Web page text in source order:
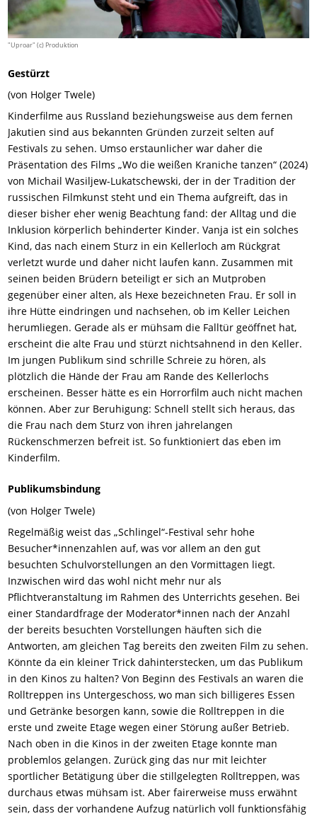
"Uproar" (c) Produktion
Gestürzt
(von Holger Twele)
Kinderfilme aus Russland beziehungsweise aus dem fernen
Jakutien sind aus bekannten Gründen zurzeit selten auf
Festivals zu sehen. Umso erstaunlicher war daher die
Präsentation des Films „Wo die weißen Kraniche tanzen“ (2024)
von Michail Wasiljew-Lukatschewski, der in der Tradition der
russischen Filmkunst steht und ein Thema aufgreift, das in
dieser bisher eher wenig Beachtung fand: der Alltag und die
Inklusion körperlich behinderter Kinder. Vanja ist ein solches
Kind, das nach einem Sturz in ein Kellerloch am Rückgrat
verletzt wurde und daher nicht laufen kann. Zusammen mit
seinen beiden Brüdern beteiligt er sich an Mutproben
gegenüber einer alten, als Hexe bezeichneten Frau. Er soll in
ihre Hütte eindringen und nachsehen, ob im Keller Leichen
herumliegen. Gerade als er mühsam die Falltür geöffnet hat,
erscheint die alte Frau und stürzt nichtsahnend in den Keller.
Im jungen Publikum sind schrille Schreie zu hören, als
plötzlich die Hände der Frau am Rande des Kellerlochs
erscheinen. Besser hätte es ein Horrorfilm auch nicht machen
können. Aber zur Beruhigung: Schnell stellt sich heraus, das
die Frau nach dem Sturz von ihren jahrelangen
Rückenschmerzen befreit ist. So funktioniert das eben im
Kinderfilm.
Publikumsbindung
(von Holger Twele)
Regelmäßig weist das „Schlingel“-Festival sehr hohe
Besucher*innenzahlen auf, was vor allem an den gut
besuchten Schulvorstellungen an den Vormittagen liegt.
Inzwischen wird das wohl nicht mehr nur als
Pflichtveranstaltung im Rahmen des Unterrichts gesehen. Bei
einer Standardfrage der Moderator*innen nach der Anzahl
der bereits besuchten Vorstellungen häuften sich die
Antworten, am gleichen Tag bereits den zweiten Film zu sehen.
Könnte da ein kleiner Trick dahinterstecken, um das Publikum
in den Kinos zu halten? Von Beginn des Festivals an waren die
Rolltreppen ins Untergeschoss, wo man sich billigeres Essen
und Getränke besorgen kann, sowie die Rolltreppen in die
erste und zweite Etage wegen einer Störung außer Betrieb.
Nach oben in die Kinos in der zweiten Etage konnte man
problemlos gelangen. Zurück ging das nur mit leichter
sportlicher Betätigung über die stillgelegten Rolltreppen, was
durchaus etwas mühsam ist. Aber fairerweise muss erwähnt
sein, dass der vorhandene Aufzug natürlich voll funktionsfähig